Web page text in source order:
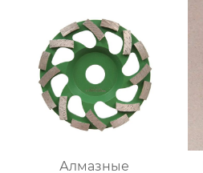
Алмазные